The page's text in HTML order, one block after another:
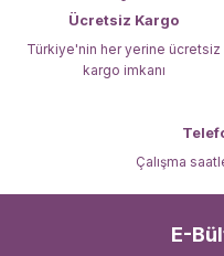
Ücretsiz Kargo
Türkiye'nin her yerine ücretsiz
kargo imkanı
Çalışma
E-